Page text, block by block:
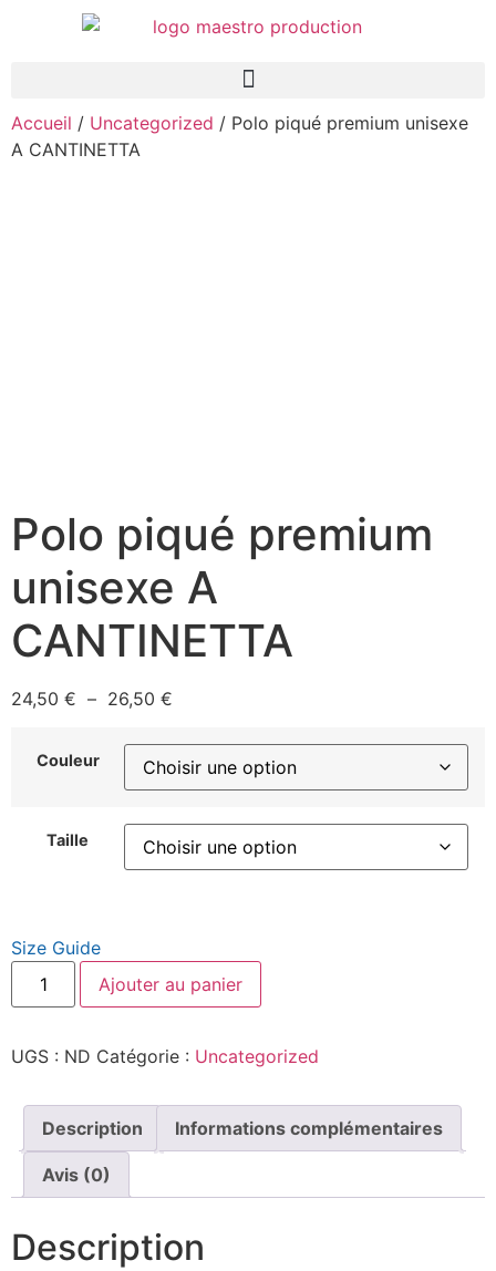
Accueil / Uncategorized / Polo piqué premium unisexe
A CANTINETTA
Polo piqué premium
unisexe A
CANTINETTA
24,50 € – 26,50 €
Couleur
Taille
Size Guide
Ajouter au panier
UGS : ND Catégorie : Uncategorized
Description Informations complémentaires
Avis (0)
Description